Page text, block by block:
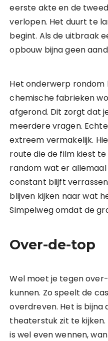
eerste akte en de
verlopen. Het duurt te
begint. Als de uitbraak
opbouw bijna geen
Het onderwerp rondom
chemische fabrieken
afgerond. Dit zorgt dat
meerdere vragen.
extreem vermakelijk.
route die de film kiest
random wat er
constant blijft
blijven kijken naar wat
Simpelweg omdat de
Over-de-top
Wel moet je tegen
kunnen. Zo speelt de
overdreven. Het is bijna
theaterstuk zit te
is wel even wennen,